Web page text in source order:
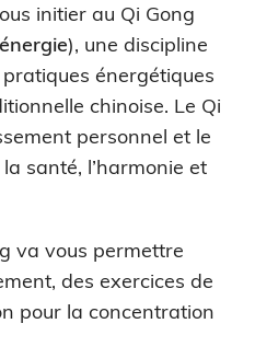
initier au Qi Gong
), une discipline
énergétiques
chinoise. Le Qi
personnel et le
santé, l’harmonie et
va vous permettre
des exercices de
pour la concentration